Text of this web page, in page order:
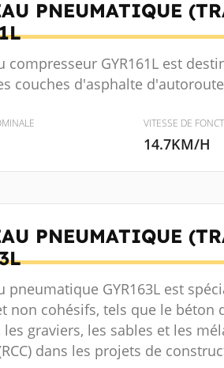
PNEUMATIQUE
compresseur GYR161L est
couches d'asphalte
VITESSE DE
14.7KM/H
PNEUMATIQUE
pneumatique GYR163L est
non cohésifs, tels que le béton
graviers, les sables et les
dans les projets de